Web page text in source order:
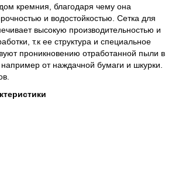
кремния, благодаря чему она
и водостойкостью. Сетка для
высокую производительностью и
т.к ее структура и специальное
проникновению отработанной пыли в
от наждачной бумаги и шкурки.